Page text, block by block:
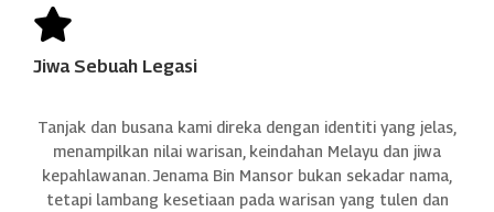

Jiwa Sebuah Legasi
Tanjak dan busana kami direka dengan identiti yang jelas,
menampilkan nilai warisan, keindahan Melayu dan jiwa
kepahlawanan. Jenama Bin Mansor bukan sekadar nama,
tetapi lambang kesetiaan pada warisan yang tulen dan